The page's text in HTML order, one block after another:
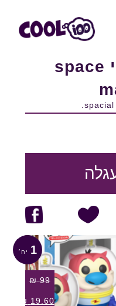
פופ אקסקלוסיבי space
1
99
₪
19.60
₪